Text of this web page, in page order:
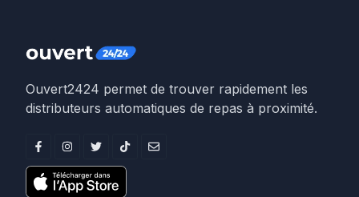
Ouvert2424 permet de trouver rapidement les
distributeurs automatiques de repas à proximité.